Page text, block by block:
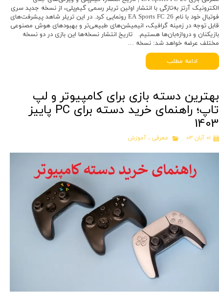
الکترونیک آرتز به‌تازگی با انتشار اولین تریلر رسمی گیم‌پلی، از نسخه جدید سری
فوتبال خود با نام EA Sports FC 26 رونمایی کرد. در این تریلر شاهد پیشرفت‌های
قابل توجه در زمینه گرافیک، انیمیشن‌های طبیعی‌تر و بهبودهای هوش مصنوعی
بازیکنان و دروازه‌بان‌ها هستیم. تاریخ انتشار نسخه‌ها این بازی در دو نسخه
مختلف عرضه خواهد شد: نسخه …
ادامه مطلب
بهترین دسته بازی برای کامپیوتر و لپ‌
تاپ؛ راهنمای خرید دسته برای PC پاییز
1403
۰۱ آبان ۰۳ معرفی ، آموزش